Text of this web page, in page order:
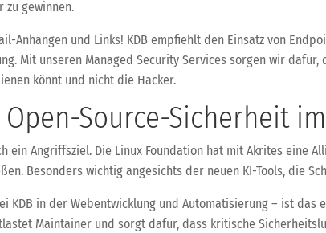
zu gewinnen.
Anhängen und Links! KDB empfiehlt den Einsatz von
Mit unseren Managed Security Services sorgen wir
könnt und nicht die Hacker.
Source-Sicherheit
ein Angriffsziel. Die Linux Foundation hat mit Akrites eine
Besonders wichtig angesichts der neuen KI-Tools, die
KDB in der Webentwicklung und Automatisierung – ist das
Maintainer und sorgt dafür, dass kritische